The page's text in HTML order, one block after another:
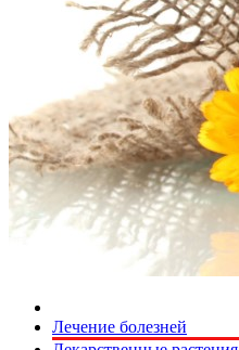
Лечение болезней